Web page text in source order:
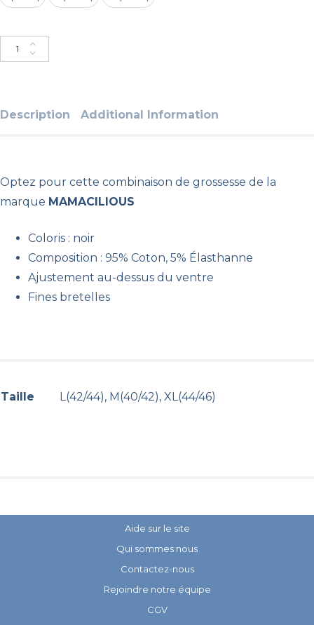
Description Additional Information
Optez pour cette combinaison de grossesse de la
marque MAMACILIOUS
Coloris : noir
Composition : 95% Coton, 5% Élasthanne
Ajustement au-dessus du ventre
Fines bretelles
Taille L(42/44), M(40/42), XL(44/46)
Aide sur le site
Qui sommes nous
Contactez-nous
Rejoindre notre équipe
CGV